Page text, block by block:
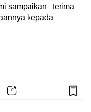
sampaikan. Terima
kepada